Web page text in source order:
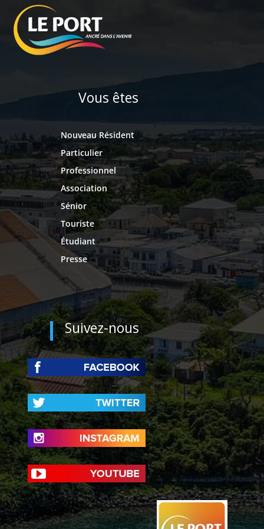
Vous êtes
Nouveau Résident
Particulier
Professionnel
Association
Sénior
Touriste
Étudiant
Presse
Suivez-nous